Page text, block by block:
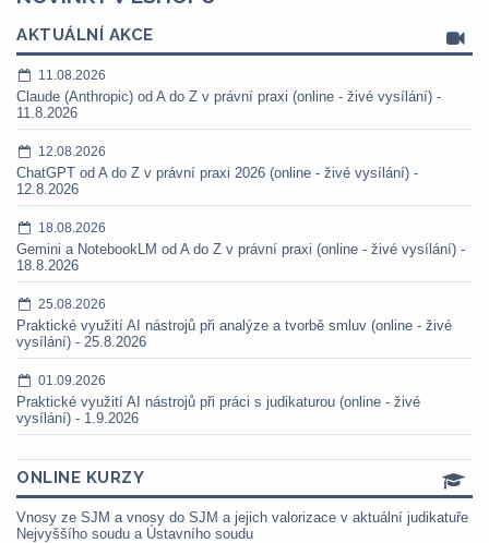
AKTUÁLNÍ AKCE
11.08.2026
Claude (Anthropic) od A do Z v právní praxi (online - živé vysílání) -
11.8.2026
12.08.2026
ChatGPT od A do Z v právní praxi 2026 (online - živé vysílání) -
12.8.2026
18.08.2026
Gemini a NotebookLM od A do Z v právní praxi (online - živé vysílání) -
18.8.2026
25.08.2026
Praktické využití AI nástrojů při analýze a tvorbě smluv (online - živé
vysílání) - 25.8.2026
01.09.2026
Praktické využití AI nástrojů při práci s judikaturou (online - živé
vysílání) - 1.9.2026
ONLINE KURZY
Vnosy ze SJM a vnosy do SJM a jejich valorizace v aktuální judikatuře
Nejvyššího soudu a Ústavního soudu